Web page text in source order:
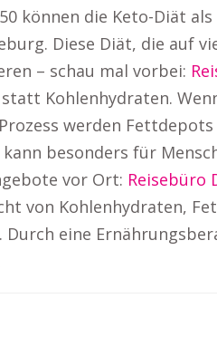
können die Keto-Diät
Diese Diät, die auf
– schau mal vorbei:
statt Kohlenhydraten.
werden
besonders für
vor Ort: Reisebüro
von Kohlenhydraten,
Durch eine